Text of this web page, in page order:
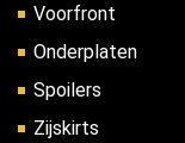
Voorfront
Onderplaten
Spoilers
Zijskirts